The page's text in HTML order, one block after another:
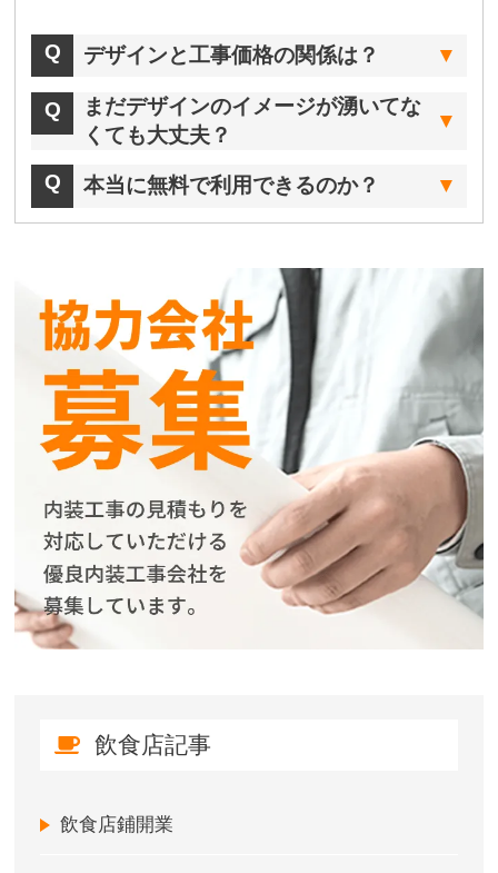
デザインと工事価格の関係は？
まだデザインのイメージが湧いてな
くても大丈夫？
本当に無料で利用できるのか？
飲食店記事
飲食店鋪開業